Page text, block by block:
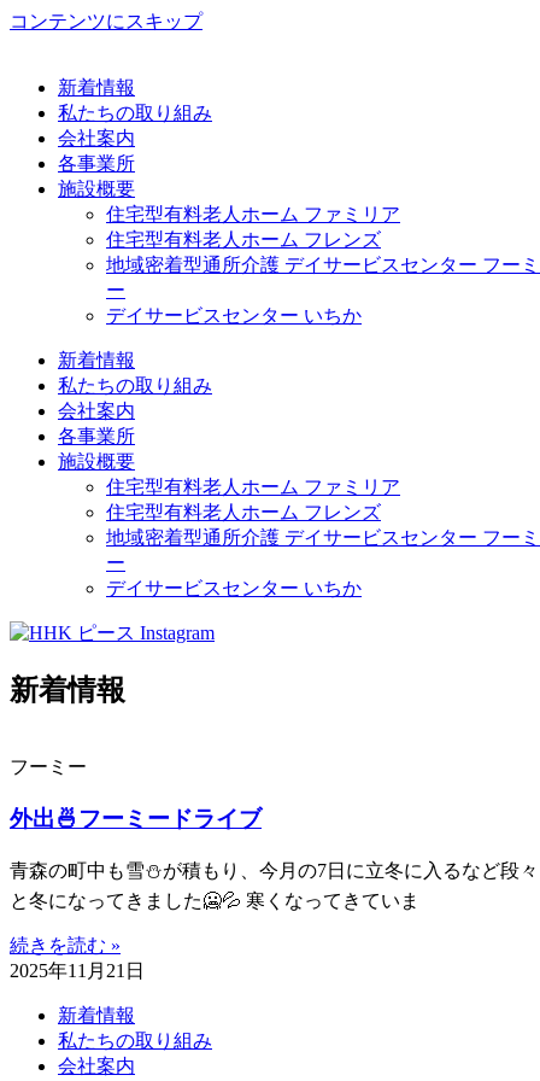
コンテンツにスキップ
新着情報
私たちの取り組み
会社案内
各事業所
施設概要
住宅型有料老人ホーム ファミリア
住宅型有料老人ホーム フレンズ
地域密着型通所介護 デイサービスセンター フーミ
ー
デイサービスセンター いちか
新着情報
私たちの取り組み
会社案内
各事業所
施設概要
住宅型有料老人ホーム ファミリア
住宅型有料老人ホーム フレンズ
地域密着型通所介護 デイサービスセンター フーミ
ー
デイサービスセンター いちか
新着情報
フーミー
外出🍜フーミードライブ
青森の町中も雪⛄が積もり、今月の7日に立冬に入るなど段々
と冬になってきました🥶💦 寒くなってきていま
続きを読む »
2025年11月21日
新着情報
私たちの取り組み
会社案内